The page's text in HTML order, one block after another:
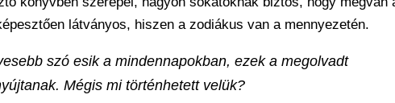
látványos, hiszen a zodiákus van a mennyezetén.
szó esik a mindennapokban, ezek a megolvadt
Mégis mi történhetett velük?